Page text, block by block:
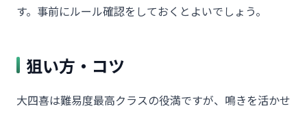
す。事前にルール確認をしておくとよいでしょう。
狙い方・コツ
大四喜は難易度最高クラスの役満ですが、鳴きを活かせ